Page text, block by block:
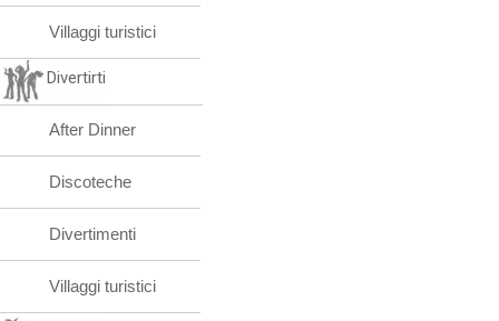
Villaggi turistici
Divertirti
After Dinner
Discoteche
Divertimenti
Villaggi turistici